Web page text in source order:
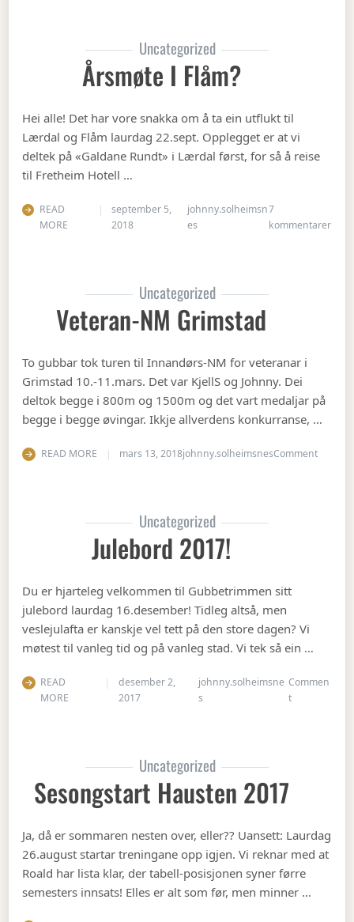
Uncategorized
Årsmøte I Flåm?
Hei alle! Det har vore snakka om å ta ein utflukt til
Lærdal og Flåm laurdag 22.sept. Opplegget er at vi
deltek på «Galdane Rundt» i Lærdal først, for så å reise
til Fretheim Hotell …
READ
MORE
september 5,
2018
johnny.solheimsn
es
7
kommentarertil
Uncategorized
Veteran-NM Grimstad
To gubbar tok turen til Innandørs-NM for veteranar i
Grimstad 10.-11.mars. Det var KjellS og Johnny. Dei
deltok begge i 800m og 1500m og det vart medaljar på
begge i begge øvingar. Ikkje allverdens konkurranse, …
READ MORE mars 13, 2018johnny.solheimsnesCommenton
Uncategorized
Julebord 2017!
Du er hjarteleg velkommen til Gubbetrimmen sitt
julebord laurdag 16.desember! Tidleg altså, men
veslejulafta er kanskje vel tett på den store dagen? Vi
møtest til vanleg tid og på vanleg stad. Vi tek så ein …
READ
MORE
desember 2,
2017
johnny.solheimsne
s
Commen
ton Julebord
Uncategorized
Sesongstart Hausten 2017
Ja, då er sommaren nesten over, eller?? Uansett: Laurdag
26.august startar treningane opp igjen. Vi reknar med at
Roald har lista klar, der tabell-posisjonen syner førre
semesters innsats! Elles er alt som før, men minner …